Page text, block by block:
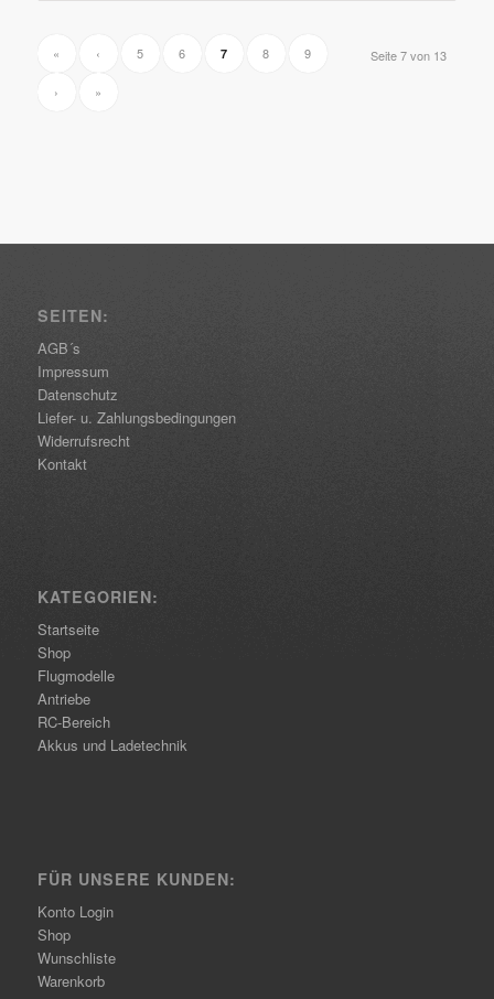
Seite 7 von 13
« ‹ 5 6 7 8 9
› »
SEITEN:
AGB´s
Impressum
Datenschutz
Liefer- u. Zahlungsbedingungen
Widerrufsrecht
Kontakt
KATEGORIEN:
Startseite
Shop
Flugmodelle
Antriebe
RC-Bereich
Akkus und Ladetechnik
FÜR UNSERE KUNDEN:
Konto Login
Shop
Wunschliste
Warenkorb